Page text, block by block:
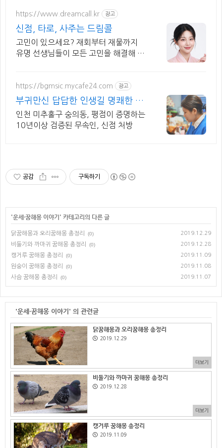
https://www.dreamcall.kr 광고
신점, 타로, 사주는 드림콜
고민이 있으세요? 재회부터 재물까지
유명 선생님들이 모든 고민을 해결해 드
https://bgmsic.mycafe24.com 광고
부귀만신 답답한 인생길 명쾌한 신
점
인천 미추홀구 숭의동, 평점이 증명하는
10년이상 검증된 무속인, 신점 처방
공감 구독하기
'운세·꿈해몽 이야기 ' 카테고리의 다른 글
닭꿈해몽과 오리꿈해몽 총정리 (0) 2019.12.29
비둘기와 까마귀 꿈해몽 총정리 (0) 2019.12.28
캥거루 꿈해몽 총정리 (0) 2019.11.09
원숭이 꿈해몽 총정리 (0) 2019.11.08
사슴 꿈해몽 총정리 (0) 2019.11.07
'운세·꿈해몽 이야기' 의 관련글
닭꿈해몽과 오리꿈해몽 총정리
2019.12.29
더보기
비둘기와 까마귀 꿈해몽 총정리
2019.12.28
더보기
캥거루 꿈해몽 총정리
2019.11.09